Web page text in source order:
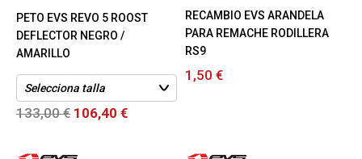
PETO EVS REVO 5 ROOST
DEFLECTOR NEGRO /
AMARILLO
133,00 € 106,40 €
RECAMBIO EVS ARANDELA
PARA REMACHE RODILLERA
RS9
1,50 €